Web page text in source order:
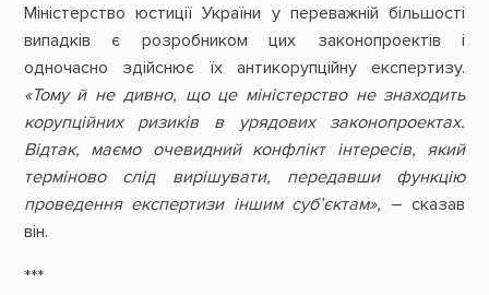
Міністерство юстиції України у переважній більшості
випадків є розробником цих законопроектів і
одночасно здійснює їх антикорупційну експертизу.
«Тому й не дивно, що це міністерство не знаходить
корупційних ризиків в урядових законопроектах.
Відтак, маємо очевидний конфлікт інтересів, який
терміново слід вирішувати, передавши функцію
проведення експертизи іншим суб’єктам», – сказав
він.
***